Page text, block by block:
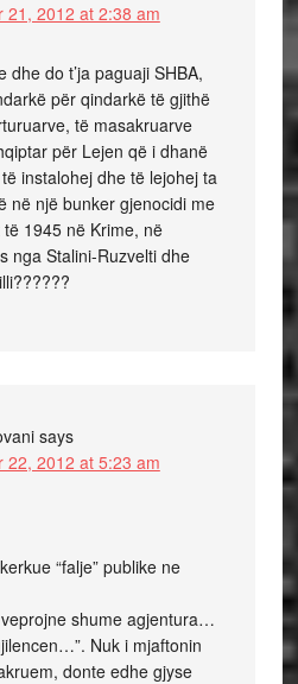
21, 2012 at 2:38 am
dhe do t’ja paguaji SHBA,
për qindarkë të gjithë
të masakruarve
për Lejen që i dhanë
instalohej dhe të lejohej ta
në një bunker gjenocidi me
1945 në Krime, në
nga Stalini-Ruzvelti dhe
says
22, 2012 at 5:23 am
“falje” publike ne
shume agjentura…
Nuk i mjaftonin
donte edhe gjyse